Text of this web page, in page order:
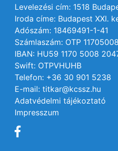
Levelezési cím: 1518
Iroda címe: Budapest XXI.
Adószám: 18469491-1-41
Számlaszám: OTP
IBAN: HU59 1170 5008
Swift: OTPVHUHB
Telefon: +36 30 901 5238
E-mail: titkar@kcssz.hu
Adatvédelmi tájékoztató
Impresszum